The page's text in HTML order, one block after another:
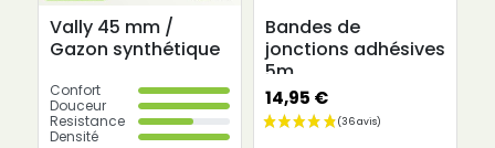
Vally 45 mm /
Gazon synthétique
Confort
Douceur
Resistance
Densité
Bandes de
jonctions adhésives
5m
14,95 €